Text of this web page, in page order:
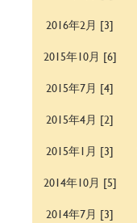
2016年2月 [3]
2015年10月 [6]
2015年7月 [4]
2015年4月 [2]
2015年1月 [3]
2014年10月 [5]
2014年7月 [3]